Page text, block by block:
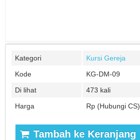
Kategori
Kursi Gereja
Kode
KG-DM-09
Di lihat
473 kali
Harga
Rp (Hubungi CS)
Tambah ke Keranjang